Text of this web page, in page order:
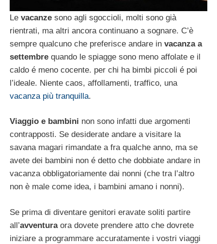
Le vacanze sono agli sgoccioli, molti sono già
rientrati, ma altri ancora continuano a sognare. C’è
sempre qualcuno che preferisce andare in vacanza a
settembre quando le spiagge sono meno affolate e il
caldo é meno cocente. per chi ha bimbi piccoli é poi
l’ideale. Niente caos, affollamenti, traffico, una
vacanza più tranquilla.
Viaggio e bambini non sono infatti due argomenti
contrapposti. Se desiderate andare a visitare la
savana magari rimandate a fra qualche anno, ma se
avete dei bambini non é detto che dobbiate andare in
vacanza obbligatoriamente dai nonni (che tra l’altro
non è male come idea, i bambini amano i nonni).
Se prima di diventare genitori eravate soliti partire
all’avventura ora dovete prendere atto che dovrete
iniziare a programmare accuratamente i vostri viaggi